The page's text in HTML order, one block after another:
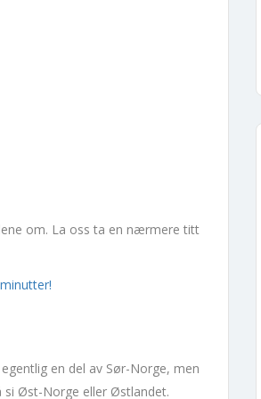
om. La oss ta en nærmere titt
en del av Sør-Norge, men
si Øst-Norge eller Østlandet.